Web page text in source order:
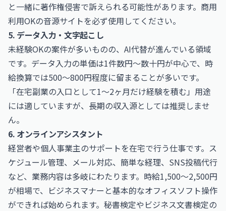
と一緒に著作権侵害で訴えられる可能性があります。商用
利用OKの音源サイトを必ず使用してください。
5. データ入力・文字起こし
未経験OKの案件が多いものの、AI代替が進んでいる領域
です。データ入力の単価は1件数円〜数十円が中心で、時
給換算では500〜800円程度に留まることが多いです。
「在宅副業の入口として1〜2ヶ月だけ経験を積む」用途
には適していますが、長期の収入源としては推奨しませ
ん。
6. オンラインアシスタント
経営者や個人事業主のサポートを在宅で行う仕事です。ス
ケジュール管理、メール対応、簡単な経理、SNS投稿代行
など、業務内容は多岐にわたります。時給1,500〜2,500円
が相場で、ビジネスマナーと基本的なオフィスソフト操作
ができれば始められます。秘書検定や ビジネス文書検定の